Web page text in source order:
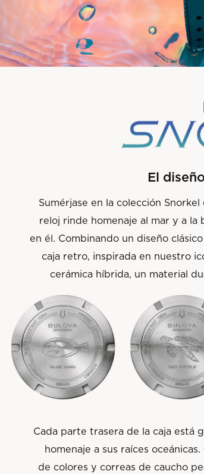
Sumérjase en la colección
reloj rinde homenaje al mar y a la
en él. Combinando un diseño
caja retro, inspirada en nuestro
cerámica híbrida, un material
Cada parte trasera de la caja está
homenaje a sus raíces
de colores y correas de caucho
El